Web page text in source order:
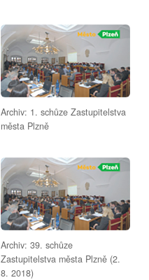
Archiv: 1. schůze Zastupitelstva
města Plzně
Archiv: 39. schůze
Zastupitelstva města Plzně (2.
8. 2018)